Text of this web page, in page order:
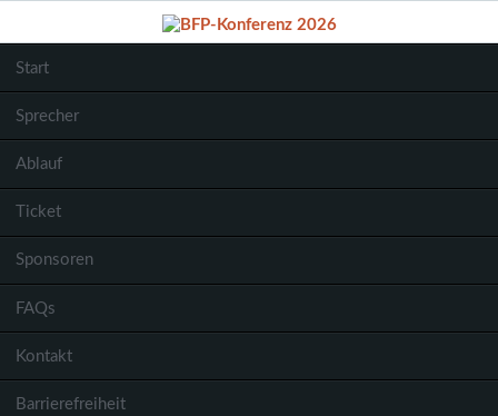
Start
Sprecher
Ablauf
Ticket
Sponsoren
FAQs
Kontakt
Barrierefreiheit